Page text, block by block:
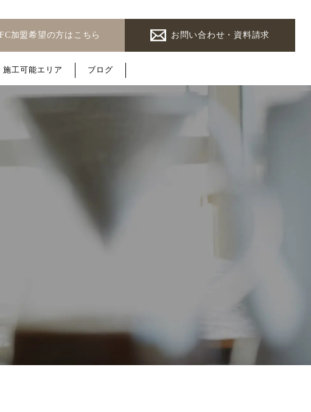
FC加盟希望の方はこちら お問い合わせ・資料請求
施工可能エ リ ア ブ ロ グ